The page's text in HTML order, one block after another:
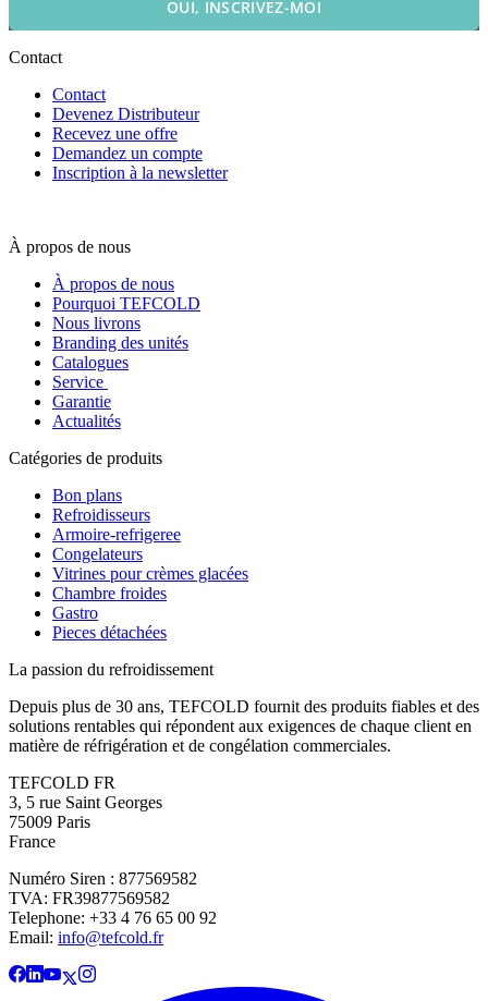
OUI, INSCRIVEZ-MOI
Contact
Contact
Devenez Distributeur
Recevez une offre
Demandez un compte
Inscription à la newsletter
À propos de nous
À propos de nous
Pourquoi TEFCOLD
Nous livrons
Branding des unités
Catalogues
Service
Garantie
Actualités
Catégories de produits
Bon plans
Refroidisseurs
Armoire-refrigeree
Congelateurs
Vitrines pour crèmes glacées
Chambre froides
Gastro
Pieces détachées
La passion du refroidissement
Depuis plus de 30 ans, TEFCOLD fournit des produits fiables et des
solutions rentables qui répondent aux exigences de chaque client en
matière de réfrigération et de congélation commerciales.
TEFCOLD FR
3, 5 rue Saint Georges
75009 Paris
France
Numéro Siren : 877569582
TVA: FR39877569582
Telephone: +33 4 76 65 00 92
Email: info@tefcold.fr